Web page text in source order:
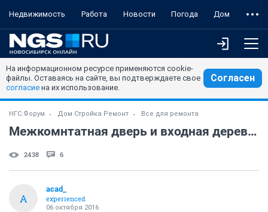
Недвижимость Работа Новости Погода Дом
На информационном ресурсе применяются cookie-
файлы. Оставаясь на сайте, вы подтверждаете свое
согласие на их использование.
Согласен
НГС.Форум Дом Стройка Ремонт Все для ремонта
Межкомнтатная дверь и входная деревянная. Самый бюджетный вариант.
2438 6
A
acad_
experienced
06 октября 2016